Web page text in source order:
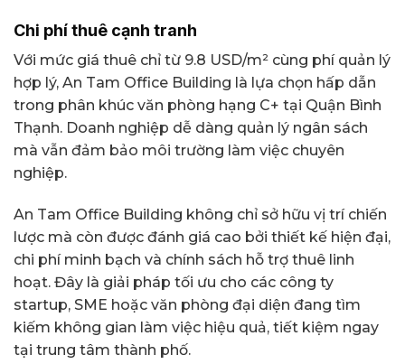
Chi phí thuê cạnh tranh
Với mức giá thuê chỉ từ 9.8 USD/m² cùng phí quản lý
hợp lý, An Tam Office Building là lựa chọn hấp dẫn
trong phân khúc văn phòng hạng C+ tại Quận Bình
Thạnh. Doanh nghiệp dễ dàng quản lý ngân sách
mà vẫn đảm bảo môi trường làm việc chuyên
nghiệp.
An Tam Office Building không chỉ sở hữu vị trí chiến
lược mà còn được đánh giá cao bởi thiết kế hiện đại,
chi phí minh bạch và chính sách hỗ trợ thuê linh
hoạt. Đây là giải pháp tối ưu cho các công ty
startup, SME hoặc văn phòng đại diện đang tìm
kiếm không gian làm việc hiệu quả, tiết kiệm ngay
tại trung tâm thành phố.